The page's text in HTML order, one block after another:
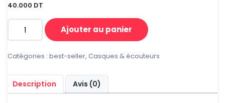
40.000 DT
quantité
Earldom
earphones
ET-
E44
Ajouter au panier
Catégories : best-seller, Casques & écouteurs
Description Avis (0)